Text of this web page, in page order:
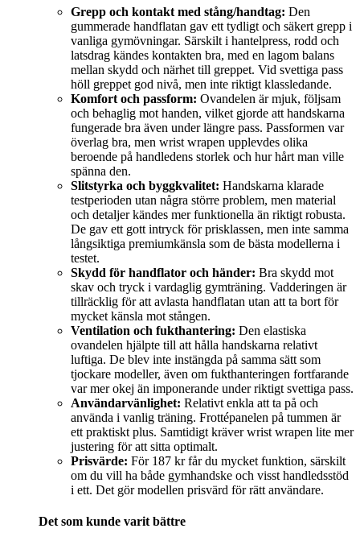
Grepp och kontakt med stång/handtag: Den
gummerade handflatan gav ett tydligt och säkert grepp i
vanliga gymövningar. Särskilt i hantelpress, rodd och
latsdrag kändes kontakten bra, med en lagom balans
mellan skydd och närhet till greppet. Vid svettiga pass
höll greppet god nivå, men inte riktigt klassledande.
Komfort och passform: Ovandelen är mjuk, följsam
och behaglig mot handen, vilket gjorde att handskarna
fungerade bra även under längre pass. Passformen var
överlag bra, men wrist wrapen upplevdes olika
beroende på handledens storlek och hur hårt man ville
spänna den.
Slitstyrka och byggkvalitet: Handskarna klarade
testperioden utan några större problem, men material
och detaljer kändes mer funktionella än riktigt robusta.
De gav ett gott intryck för prisklassen, men inte samma
långsiktiga premiumkänsla som de bästa modellerna i
testet.
Skydd för handflator och händer: Bra skydd mot
skav och tryck i vardaglig gymträning. Vadderingen är
tillräcklig för att avlasta handflatan utan att ta bort för
mycket känsla mot stången.
Ventilation och fukthantering: Den elastiska
ovandelen hjälpte till att hålla handskarna relativt
luftiga. De blev inte instängda på samma sätt som
tjockare modeller, även om fukthanteringen fortfarande
var mer okej än imponerande under riktigt svettiga pass.
Användarvänlighet: Relativt enkla att ta på och
använda i vanlig träning. Frottépanelen på tummen är
ett praktiskt plus. Samtidigt kräver wrist wrapen lite mer
justering för att sitta optimalt.
Prisvärde: För 187 kr får du mycket funktion, särskilt
om du vill ha både gymhandske och visst handledsstöd
i ett. Det gör modellen prisvärd för rätt användare.
Det som kunde varit bättre